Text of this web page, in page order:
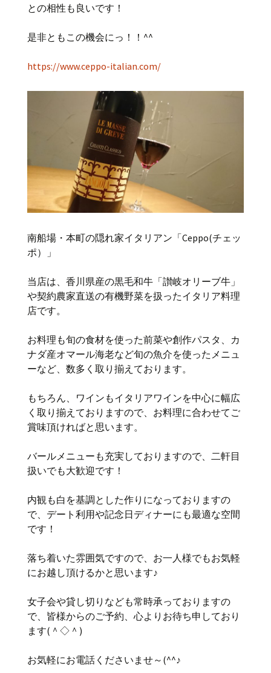
との相性も良いです！
是非ともこの機会にっ！！^^
https://www.ceppo-italian.com/
南船場・本町の隠れ家イタリアン「Ceppo(チェッ
ポ）」
当店は、香川県産の黒毛和牛「讃岐オリーブ牛」
や契約農家直送の有機野菜を扱ったイタリア料理
店です。
お料理も旬の食材を使った前菜や創作パスタ、カ
ナダ産オマール海老など旬の魚介を使ったメニュ
ーなど、数多く取り揃えております。
もちろん、ワインもイタリアワインを中心に幅広
く取り揃えておりますので、お料理に合わせてご
賞味頂ければと思います。
バールメニューも充実しておりますので、二軒目
扱いでも大歓迎です！
内観も白を基調とした作りになっておりますの
で、デート利用や記念日ディナーにも最適な空間
です！
落ち着いた雰囲気ですので、お一人様でもお気軽
にお越し頂けるかと思います♪
女子会や貸し切りなども常時承っておりますの
で、皆様からのご予約、心よりお待ち申しており
ます(＾◇＾)
お気軽にお電話くださいませ～(^^♪